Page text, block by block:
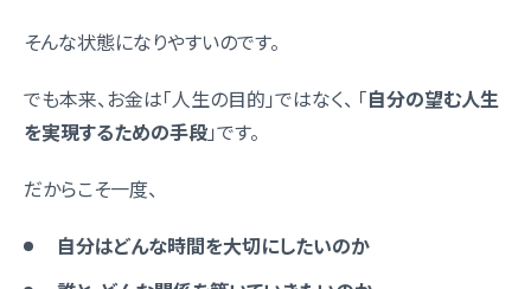
そんな状態になりやすいのです。
でも本来、お金は「人生の目的」ではなく、 「自分の望む人生
を実現するための手段」です。
だからこそ一度、
自分はどんな時間を大切にしたいのか